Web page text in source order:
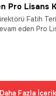
Pro Lisans
Fatih
eden Pro
Daha Fazla